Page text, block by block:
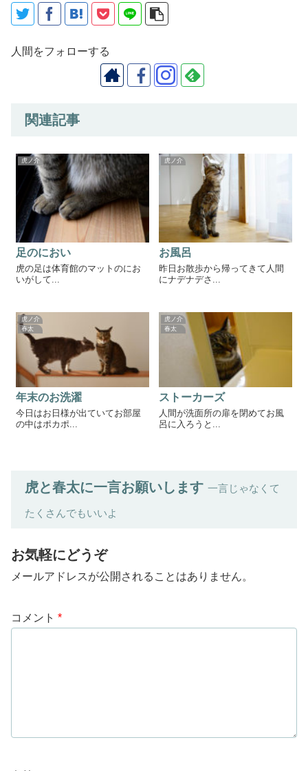
人間をフォローする
関連記事
虎ノ介
足のにおい
虎の足は体育館のマットのにお
いがして...
虎ノ介
お風呂
昨日お散歩から帰ってきて人間
にナデナデさ...
虎ノ介
春太
年末のお洗濯
今日はお日様が出ていてお部屋
の中はポカポ...
虎ノ介
春太
ストーカーズ
人間が洗面所の扉を閉めてお風
呂に入ろうと...
虎と春太に一言お願いします 一言じゃなくて
たくさんでもいいよ
お気軽にどうぞ
メールアドレスが公開されることはありません。
コメント *